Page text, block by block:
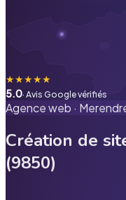
★★★★★
5.0· Avis Google vérifiés
Agence web ·
Création de
(9850)